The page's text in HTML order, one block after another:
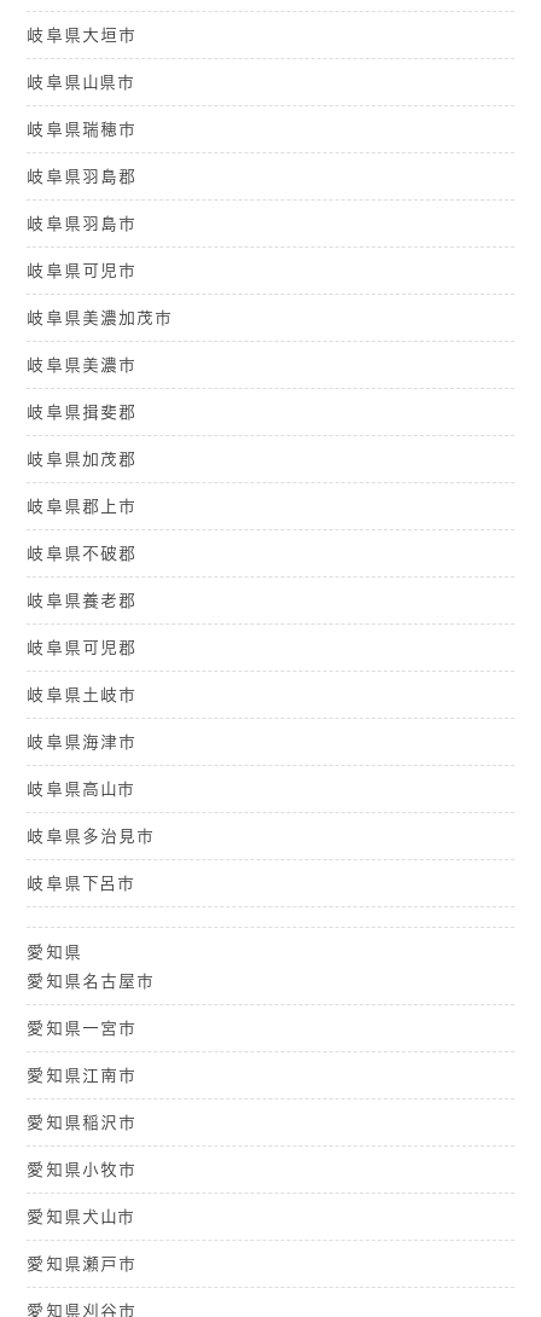
岐阜県大垣市
岐阜県山県市
岐阜県瑞穂市
岐阜県羽島郡
岐阜県羽島市
岐阜県可児市
岐阜県美濃加茂市
岐阜県美濃市
岐阜県揖斐郡
岐阜県加茂郡
岐阜県郡上市
岐阜県不破郡
岐阜県養老郡
岐阜県可児郡
岐阜県土岐市
岐阜県海津市
岐阜県高山市
岐阜県多治見市
岐阜県下呂市
愛知県
愛知県名古屋市
愛知県一宮市
愛知県江南市
愛知県稲沢市
愛知県小牧市
愛知県犬山市
愛知県瀬戸市
愛知県刈谷市